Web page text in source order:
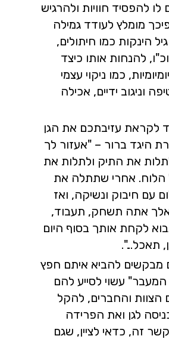
לו להפסיד חוויות ולהרגיש
מומלץ לעודד גמילה
הינקות כמו חיתולים,
להנחות אותו כיצד
כמו ניקוי עצמי
וניגוב ידיים, אכילה
לקראת עזיבתכם את הגן
היגד ברור – "אעזור לך
את התיק ולתלות את
אחרי שתתלה את
עם חיבוק ונשיקה, ואז
אתה תשחק, תעבוד,
לקחת אותך בסוף היום
תאכל...".
מבקשים להביא איתם חפץ
עשוי לסייע להם
הצוות והחברים, להקל
לגן ואת הפרידה
זה, כדאי לציין, שגם